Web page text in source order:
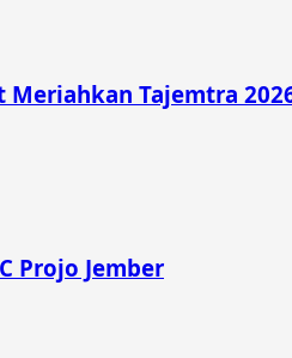
Meriahkan Tajemtra
Projo Jember